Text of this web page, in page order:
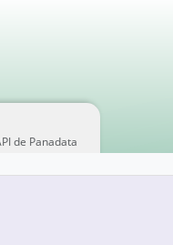
de Panadata